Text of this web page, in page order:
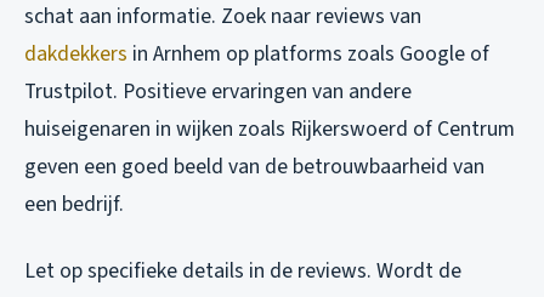
schat aan informatie. Zoek naar reviews van
dakdekkers in Arnhem op platforms zoals Google of
Trustpilot. Positieve ervaringen van andere
huiseigenaren in wijken zoals Rijkerswoerd of Centrum
geven een goed beeld van de betrouwbaarheid van
een bedrijf.
Let op specifieke details in de reviews. Wordt de